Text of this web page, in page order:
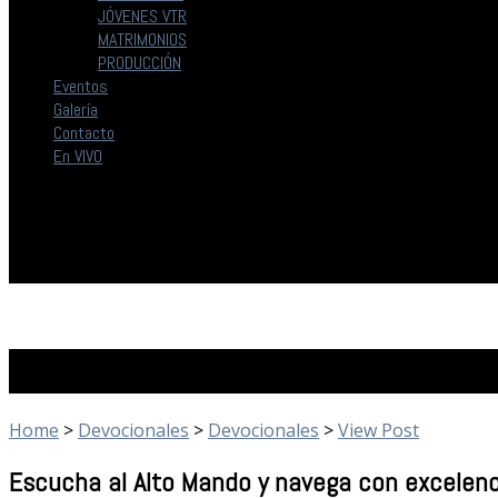
JÓVENES VTR
MATRIMONIOS
PRODUCCIÓN
Eventos
Galería
Contacto
En VIVO
Home > Devocionales > Devocionales >View Post
Escucha al Alto Mando y navega con